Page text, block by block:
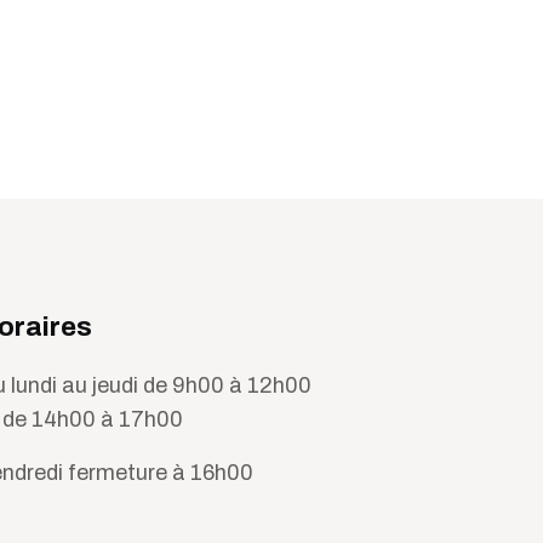
lundi au jeudi de 9h00 à 12h00
14h00 à 17h00
fermeture à 16h00